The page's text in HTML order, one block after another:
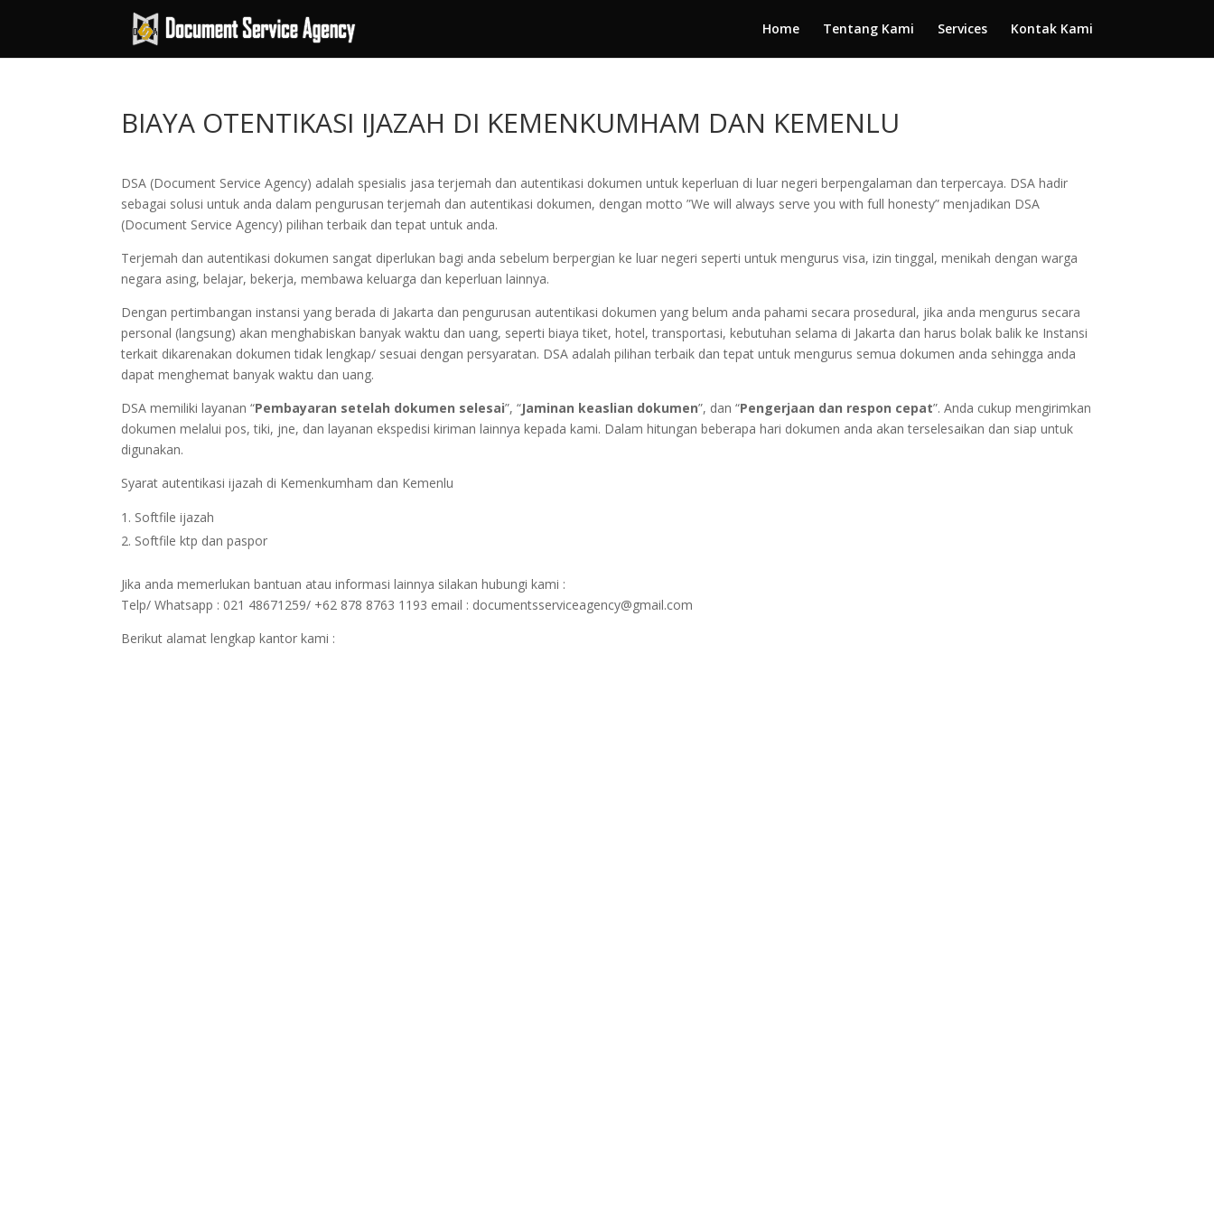
Home Tentang Kami Services Kontak Kami
BIAYA OTENTIKASI IJAZAH DI KEMENKUMHAM DAN KEMENLU
DSA (Document Service Agency) adalah spesialis jasa terjemah dan autentikasi dokumen untuk keperluan di luar negeri berpengalaman dan terpercaya. DSA hadir
sebagai solusi untuk anda dalam pengurusan terjemah dan autentikasi dokumen, dengan motto ”We will always serve you with full honesty” menjadikan DSA
(Document Service Agency) pilihan terbaik dan tepat untuk anda.
Terjemah dan autentikasi dokumen sangat diperlukan bagi anda sebelum berpergian ke luar negeri seperti untuk mengurus visa, izin tinggal, menikah dengan warga
negara asing, belajar, bekerja, membawa keluarga dan keperluan lainnya.
Dengan pertimbangan instansi yang berada di Jakarta dan pengurusan autentikasi dokumen yang belum anda pahami secara prosedural, jika anda mengurus secara
personal (langsung) akan menghabiskan banyak waktu dan uang, seperti biaya tiket, hotel, transportasi, kebutuhan selama di Jakarta dan harus bolak balik ke Instansi
terkait dikarenakan dokumen tidak lengkap/ sesuai dengan persyaratan. DSA adalah pilihan terbaik dan tepat untuk mengurus semua dokumen anda sehingga anda
dapat menghemat banyak waktu dan uang.
DSA memiliki layanan “Pembayaran setelah dokumen selesai”, “Jaminan keaslian dokumen”, dan “Pengerjaan dan respon cepat”. Anda cukup mengirimkan
dokumen melalui pos, tiki, jne, dan layanan ekspedisi kiriman lainnya kepada kami. Dalam hitungan beberapa hari dokumen anda akan terselesaikan dan siap untuk
digunakan.
Syarat autentikasi ijazah di Kemenkumham dan Kemenlu
Softfile ijazah
Softfile ktp dan paspor
Jika anda memerlukan bantuan atau informasi lainnya silakan hubungi kami :
Telp/ Whatsapp : 021 48671259/ +62 878 8763 1193 email : documentsserviceagency@gmail.com
Berikut alamat lengkap kantor kami :